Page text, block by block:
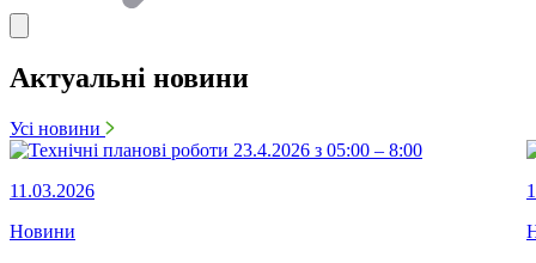
Актуальні новини
Усі новини
11.03.2026
Новини